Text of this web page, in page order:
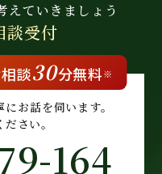
えていきましょう
談受付
談30分無料※
にお話を伺います。
さい。
164